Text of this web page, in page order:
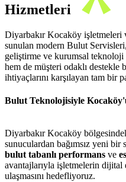
Hizmetleri
Diyarbakır Kocaköy işletmeleri
sunulan modern Bulut
geliştirme ve kurumsal
hem de müşteri odaklı
ihtiyaçlarını karşılayan tam bir
Bulut Teknolojisiyle
Diyarbakır Kocaköy
sunuculardan bağımsız yeni
bulut tabanlı performans ve
avantajlarıyla işletmelerin dijital
ulaşmasını hedefliyoruz.